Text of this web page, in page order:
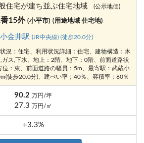
住宅が建ち並ぶ住宅地域 (公示地価)
15外 (小平市) (用途地域 住宅地)
金井駅 (JR中央線) (徒歩20.0分)
況：住宅、利用状況詳細：住宅、建物構造：木
ス,下水、地上：2階、地下：0階、前面道路状
位：東、前面道路の幅員：5m、最寄駅：武蔵小
徒歩20.0分)、建ぺい率；40％、容積率：80％
90.2 万円/坪
27.3 万円/㎡
+3.3%